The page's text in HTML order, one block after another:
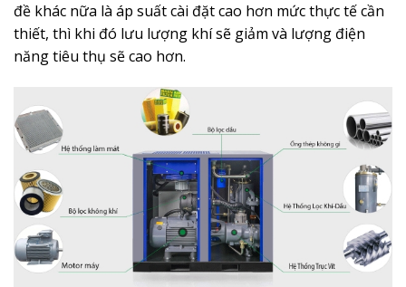
đề khác nữa là áp suất cài đặt cao hơn mức thực tế cần
thiết, thì khi đó lưu lượng khí sẽ giảm và lượng điện
năng tiêu thụ sẽ cao hơn.